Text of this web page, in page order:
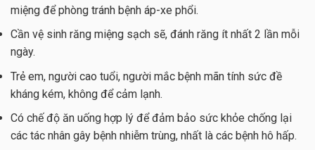
miệng để phòng tránh bệnh áp-xe phổi.
Cần vệ sinh răng miệng sạch sẽ, đánh răng ít nhất 2 lần mỗi
ngày.
Trẻ em, người cao tuổi, người mắc bệnh mãn tính sức đề
kháng kém, không để cảm lạnh.
Có chế độ ăn uống hợp lý để đảm bảo sức khỏe chống lại
các tác nhân gây bệnh nhiễm trùng, nhất là các bệnh hô hấp.